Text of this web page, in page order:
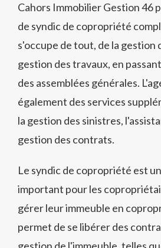
Cahors Immobilier Gestion 46
de syndic de copropriété
s'occupe de tout, de la gestion
gestion des travaux, en
des assemblées générales.
également des services
la gestion des sinistres,
gestion des contrats.
Le syndic de copropriété est
important pour les
gérer leur immeuble en
permet de se libérer des